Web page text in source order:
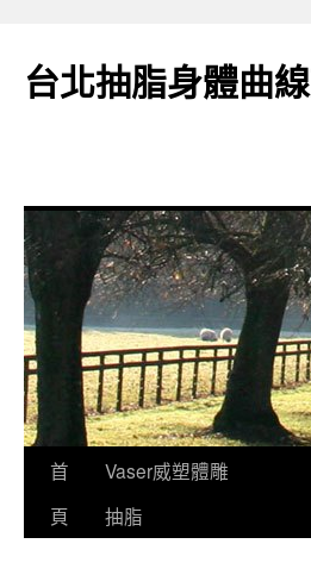
台北抽脂身體曲
跳首
頁
Vaser威塑體雕
抽脂